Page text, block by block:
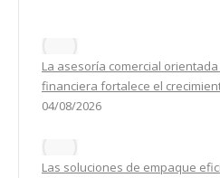
La asesoría comercial
financiera fortalece el
04/08/2026
Las soluciones de empaque